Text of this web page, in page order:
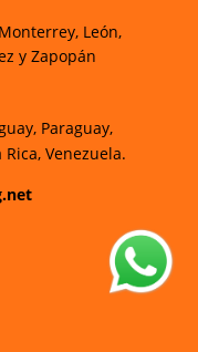
León,
y Zapopán
Paraguay,
Venezuela.
w